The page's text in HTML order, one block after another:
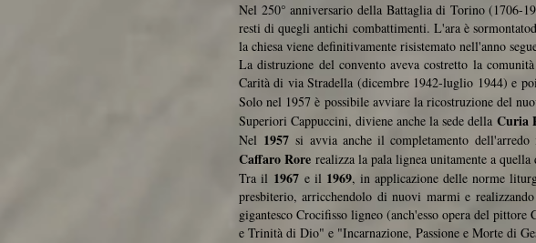
Nel 250° anniversario della Battaglia di Torino (1706-
resti di quegli antichi combattimenti. L'ara è
la chiesa viene definitivamente risistemato nell'anno
La distruzione del convento aveva costretto la
Carità di via Stradella (dicembre 1942-luglio 1944) e
Solo nel 1957 è possibile avviare la ricostruzione del
Superiori Cappuccini, diviene anche la sede della Curia
Nel 1957 si avvia anche il completamento
Caffaro Rore realizza la pala lignea unitamente a
Tra il 1967e il 1969, in applicazione delle norme
presbiterio, arricchendolo di nuovi marmi e
gigantesco Crocifisso ligneo (anch'esso opera del
e Trinità di Dio" e "Incarnazione, Passione e Morte di